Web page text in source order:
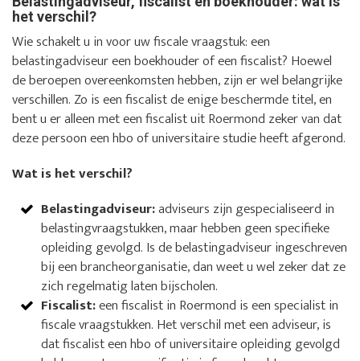
het verschil?
Wie schakelt u in voor uw fiscale vraagstuk: een
belastingadviseur een boekhouder of een fiscalist? Hoewel
de beroepen overeenkomsten hebben, zijn er wel belangrijke
verschillen. Zo is een fiscalist de enige beschermde titel, en
bent u er alleen met een fiscalist uit Roermond zeker van dat
deze persoon een hbo of universitaire studie heeft afgerond.
Wat is het verschil?
Belastingadviseur:adviseurs zijn gespecialiseerd in
belastingvraagstukken, maar hebben geen specifieke
opleiding gevolgd. Is de belastingadviseur ingeschreven
bij een brancheorganisatie, dan weet u wel zeker dat ze
zich regelmatig laten bijscholen.
Fiscalist:een fiscalist in Roermond is een specialist in
fiscale vraagstukken. Het verschil met een adviseur, is
dat fiscalist een hbo of universitaire opleiding gevolgd